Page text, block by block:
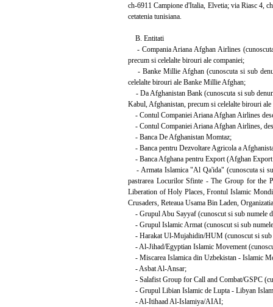
ch-6911 Campione d'Italia, Elvetia; via Riasc 4,
cetatenia tunisiana.
B. Entitati
- Compania Ariana Afghan Airlines
precum si celelalte birouri ale companiei;
- Banke Millie Afghan (cunoscuta si sub
celelalte birouri ale Banke Millie Afghan;
- Da Afghanistan Bank (cunoscuta si sub
Kabul, Afghanistan, precum si celelalte birouri
- Contul Companiei Ariana Afghan Airlines
- Contul Companiei Ariana Afghan Airlines,
- Banca De Afghanistan Momtaz;
- Banca pentru Dezvoltare Agricola a
- Banca Afghana pentru Export (Afghan
- Armata Islamica "Al Qa'ida" (cunoscuta si
pastrarea Locurilor Sfinte - The Group for the
Liberation of Holy Places, Frontul Islamic
Crusaders, Reteaua Usama Bin Laden,
- Grupul Abu Sayyaf (cunoscut si sub numele
- Grupul Islamic Armat (cunoscut si sub
- Harakat Ul-Mujahidin/HUM (cunoscut si
- Al-Jihad/Egyptian Islamic Movement
- Miscarea Islamica din Uzbekistan - Islamic
- Asbat Al-Ansar;
- Salafist Group for Call and Combat/GSPC
- Grupul Libian Islamic de Lupta - Libyan
- Al-Itihaad Al-Islamiya/AIAI;